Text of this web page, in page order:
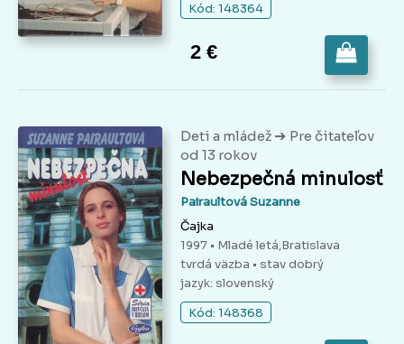
Kód: 148364
2 €
Deti a mládež ➔ Pre čitateľov
od 13 rokov
Nebezpečná minulosť
Pairaultová Suzanne
Čajka
1997 • Mladé letá,Bratislava
tvrdá väzba • stav dobrý
jazyk: slovenský
Kód: 148368